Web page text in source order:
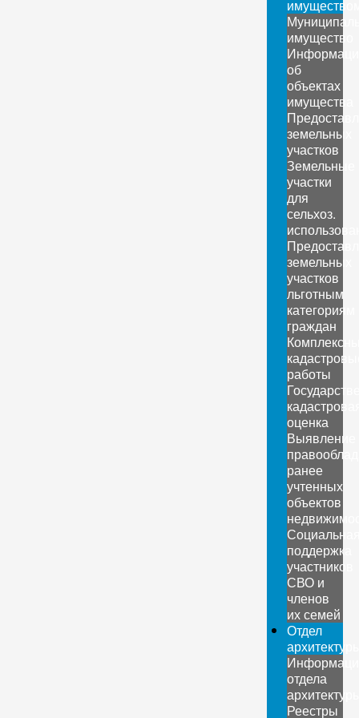
имущество
об
объектах
имущества
земельных
участков
Земельные
участки
для
сельхоз.
земельных
участков
льготным
категориям
граждан
работы
оценка
Выявление
ранее
учтенных
объектов
поддержка
участников
СВО и
членов
их семей
Отдел
отдела
Реестры